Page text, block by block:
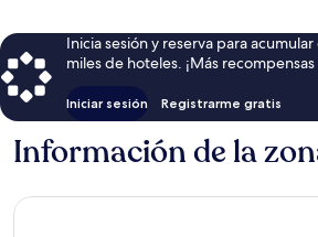
Inicia sesión y reserva para
miles de hoteles. ¡Más
Iniciar sesión Registrarme gratis
Información de la